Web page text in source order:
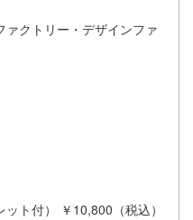
ァクトリー・デザインファ
ト付） ￥10,800（税込）